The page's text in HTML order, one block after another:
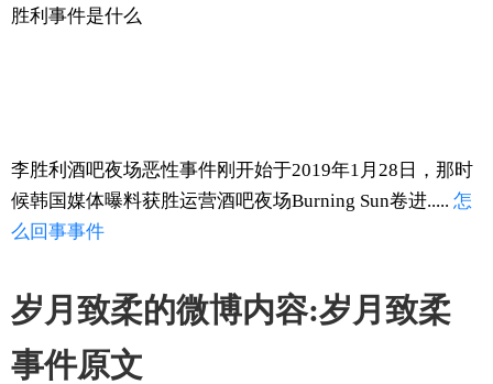
胜利事件是什么
李胜利酒吧夜场恶性事件刚开始于2019年1月28日，那时
候韩国媒体曝料获胜运营酒吧夜场Burning Sun卷进..... 怎
么回事事件
岁月致柔的微博内容:岁月致柔
事件原文